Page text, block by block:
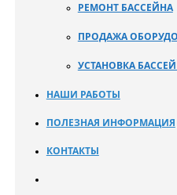
РЕМОНТ БАССЕЙНА
ПРОДАЖА
УСТАНОВКА
НАШИ РАБОТЫ
ПОЛЕЗНАЯ ИНФОРМАЦИЯ
КОНТАКТЫ